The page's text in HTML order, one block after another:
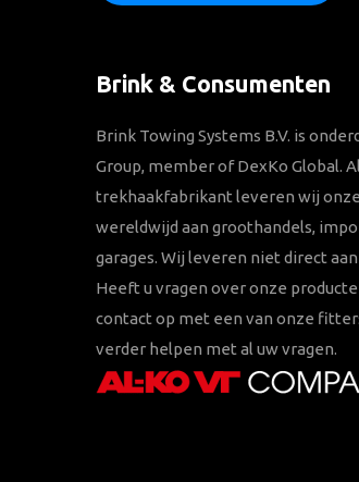
Brink & Consumenten
Brink Towing Systems B.V. is
Group, member of DexKo Global.
trekhaakfabrikant leveren wij
wereldwijd aan groothandels,
garages. Wij leveren niet direct
Heeft u vragen over onze
contact op met een van onze
verder helpen met al uw vragen.